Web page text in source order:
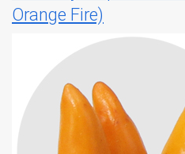
Orange Fire)